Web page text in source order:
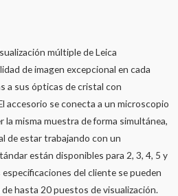
múltiple de Leica
de imagen excepcional en cada
a sus ópticas de cristal con
accesorio se conecta a un microscopio
la misma muestra de forma simultánea,
de estar trabajando con un
están disponibles para 2, 3, 4, 5 y
del cliente se pueden
hasta 20 puestos de visualización.